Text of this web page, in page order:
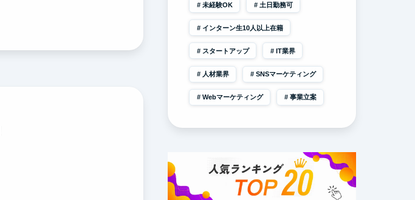
未経験OK 土日勤務可
インターン生10人以上在籍
スタートアップ IT業界
人材業界 SNSマーケティング
Webマーケティング 事業立案